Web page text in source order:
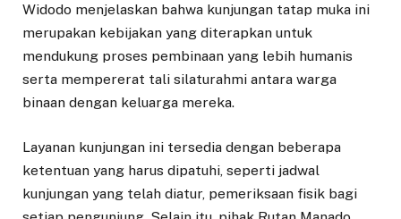
Widodo menjelaskan bahwa kunjungan tatap muka ini
merupakan kebijakan yang diterapkan untuk
mendukung proses pembinaan yang lebih humanis
serta mempererat tali silaturahmi antara warga
binaan dengan keluarga mereka.
Layanan kunjungan ini tersedia dengan beberapa
ketentuan yang harus dipatuhi, seperti jadwal
kunjungan yang telah diatur, pemeriksaan fisik bagi